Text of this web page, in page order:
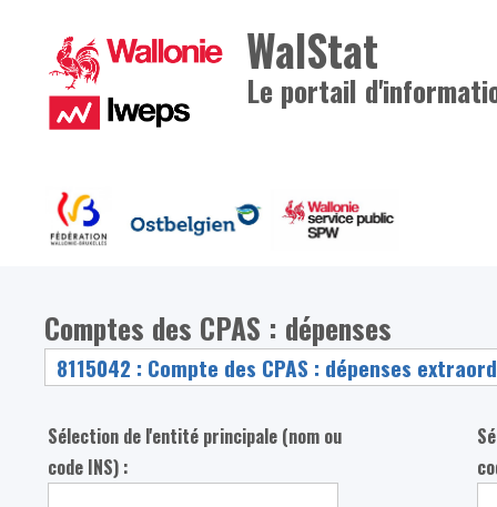
WalStat
Le portail
Comptes des CPAS : dépenses
Sélection de l'entité principale (nom ou
code INS) :